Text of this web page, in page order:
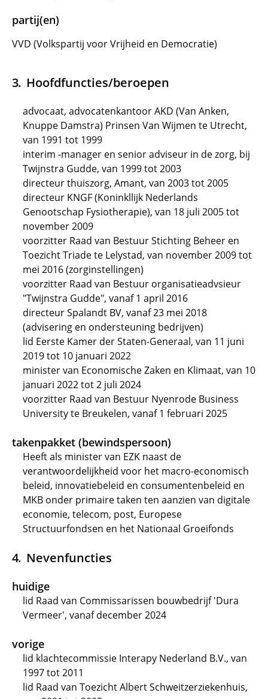
partij(en)
VVD (Volkspartij voor Vrijheid en Democratie)
Hoofdfuncties/beroepen
advocaat, advocatenkantoor AKD (Van Anken,
Knuppe Damstra) Prinsen Van Wijmen te Utrecht,
van 1991 tot 1999
interim -manager en senior adviseur in de zorg, bij
Twijnstra Gudde, van 1999 tot 2003
directeur thuiszorg, Amant, van 2003 tot 2005
directeur KNGF (Koninkllijk Nederlands
Genootschap Fysiotherapie), van 18 juli 2005 tot
november 2009
voorzitter Raad van Bestuur Stichting Beheer en
Toezicht Triade te Lelystad, van november 2009 tot
mei 2016 (zorginstellingen)
voorzitter Raad van Bestuur organisatieadvsieur
"Twijnstra Gudde", vanaf 1 april 2016
directeur Spalandt BV, vanaf 23 mei 2018
(advisering en ondersteuning bedrijven)
lid Eerste Kamer der Staten-Generaal, van 11 juni
2019 tot 10 januari 2022
minister van Economische Zaken en Klimaat, van 10
januari 2022 tot 2 juli 2024
voorzitter Raad van Bestuur Nyenrode Business
University te Breukelen, vanaf 1 februari 2025
takenpakket (bewindspersoon)
Heeft als minister van EZK naast de
verantwoordelijkheid voor het macro-economisch
beleid, innovatiebeleid en consumentenbeleid en
MKB onder primaire taken ten aanzien van digitale
economie, telecom, post, Europese
Structuurfondsen en het Nationaal Groeifonds
Nevenfuncties
huidige
lid Raad van Commissarissen bouwbedrijf 'Dura
Vermeer', vanaf december 2024
vorige
lid klachtecommissie Interapy Nederland B.V., van
1997 tot 2011
lid Raad van Toezicht Albert Schweitzerziekenhuis,